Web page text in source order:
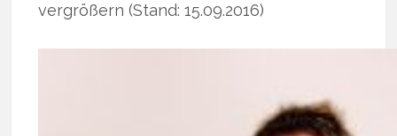
vergrößern (Stand: 15.09.2016)